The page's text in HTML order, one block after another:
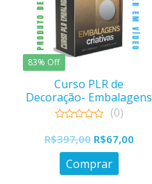
83% Off
Curso PLR de
Decoração- Embalagens
Criativas
out
of
(0)
R$397,00 O
preço
original
R$67,00O
Comprar